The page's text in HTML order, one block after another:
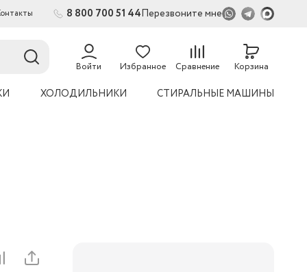
8 800 700 51 44Перезвоните мне
Войти Избранное Сравнение Корзина
ХОЛОДИЛЬНИКИ СТИРАЛЬНЫЕ МАШИНЫ